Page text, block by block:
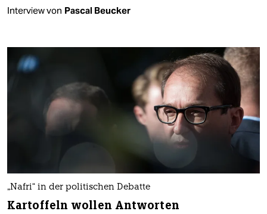
Interview von Pascal Beucker
„Nafri“ in der politischen Debatte
Kartoffeln wollen Antworten